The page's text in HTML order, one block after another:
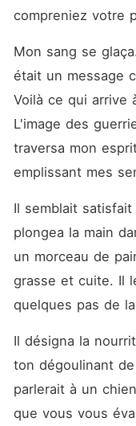
compreniez votre
Mon sang se
était un message
Voilà ce qui arrive
L'image des
traversa mon
emplissant mes
Il semblait
plongea la main
un morceau de
grasse et cuite. Il
quelques pas de
Il désigna la
ton dégoulinant
parlerait à un
que vous vous